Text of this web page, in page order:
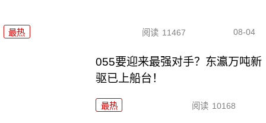
最热 阅读 11467 08-04
055要迎来最强对手？东瀛万吨新
驱已上船台！
最热 阅读 10168